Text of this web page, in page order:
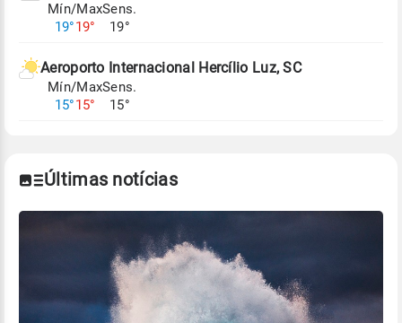
Mín/Max
19°19°
Sens.
19°
Aeroporto Internacional Hercílio Luz, SC
Mín/Max
15°15°
Sens.
15°
Últimas notícias